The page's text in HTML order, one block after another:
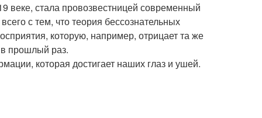
веке, стала провозвестницей современный
с тем, что теория бессознательных
которую, например, отрицает та же
прошлый раз.
которая достигает наших глаз и ушей.